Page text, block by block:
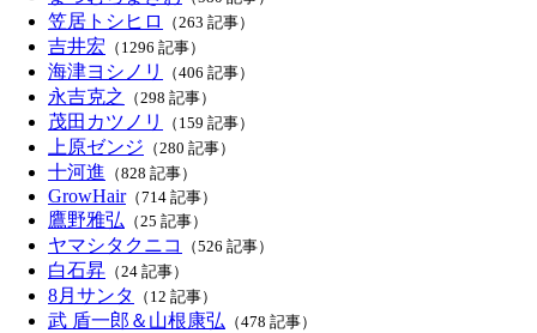
笠居トシヒロ （263 記事）
吉井宏 （1296 記事）
海津ヨシノリ （406 記事）
永吉克之 （298 記事）
茂田カツノリ （159 記事）
上原ゼンジ （280 記事）
十河進 （828 記事）
GrowHair（714 記事）
鷹野雅弘 （25 記事）
ヤマシタクニコ （526 記事）
白石昇 （24 記事）
8月サンタ （12 記事）
武 盾一郎＆山根康弘 （478 記事）